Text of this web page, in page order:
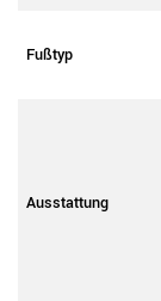
Fußtyp
Ausstattung